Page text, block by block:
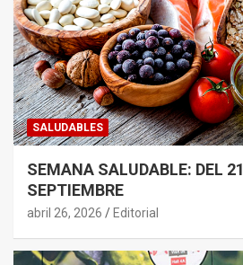
SALUDABLES
SEMANA SALUDABLE: DEL
SEPTIEMBRE
abril 26, 2026 Editorial